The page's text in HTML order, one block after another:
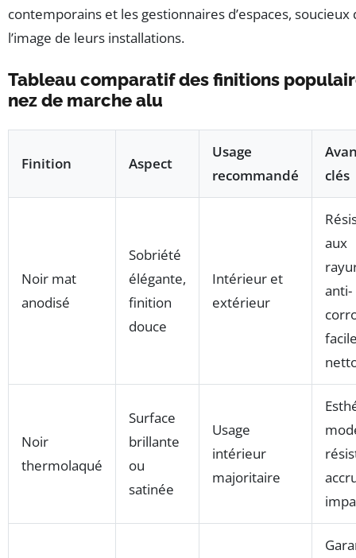
contemporains et les gestionnaires d’espaces, soucieux
l’image de leurs installations.
Tableau comparatif des finitions
nez de marche alu
Finition Aspect
Usage
recommandé
clés
Noir mat
anodisé
Sobriété
élégante,
finition
douce
Intérieur et
extérieur
aux
anti-
Noir
thermolaqué
Surface
brillante
ou
satinée
Usage
intérieur
majoritaire